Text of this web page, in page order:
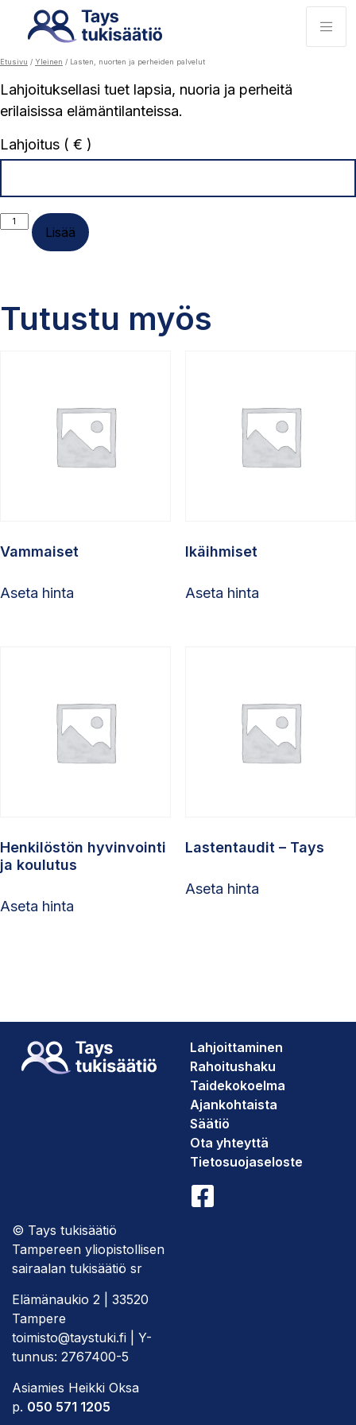
Etusivu / Yleinen / Lasten, nuorten ja perheiden palvelut
Lahjoituksellasi tuet lapsia, nuoria ja perheitä
erilaisissa elämäntilanteissa.
Lahjoitus ( € )
Lasten,
nuorten
Lisää
Tutustu myös
Vammaiset
Aseta hinta
Ikäihmiset
Aseta hinta
Henkilöstön hyvinvointi
ja koulutus
Aseta hinta
Lastentaudit – Tays
Aseta hinta
Lahjoittaminen
Rahoitushaku
Taidekokoelma
Ajankohtaista
Säätiö
Ota yhteyttä
Tietosuojaseloste
© Tays tukisäätiö
Tampereen yliopistollisen
sairaalan tukisäätiö sr
Elämänaukio 2 | 33520
Tampere
toimisto@taystuki.fi | Y-
tunnus: 2767400-5
Asiamies Heikki Oksa
p. 050 571 1205